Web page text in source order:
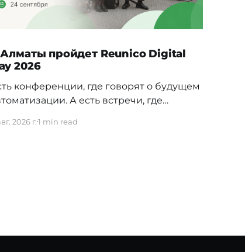
пройдет Reunico Digital
2026
конференции, где говорят о будущем
А есть встречи, где
реальных компаний. 24 сентября в
2026 г.1 min read